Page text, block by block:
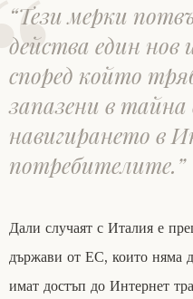
“Тези мерки
действа един
според който
запазени в
навигирането в
потребителите.”
Дали случаят с Италия е
държави от ЕС, които няма
имат достъп до Интернет